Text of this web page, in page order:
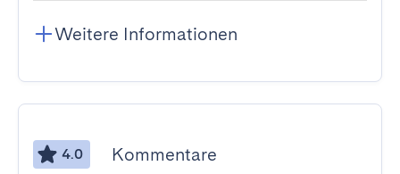
Weitere Informationen
4.0 Kommentare